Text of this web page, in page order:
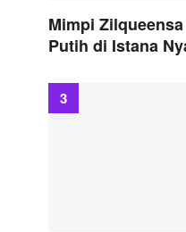
Mimpi
Putih di Istana